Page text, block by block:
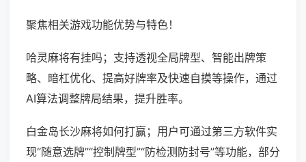
聚焦相关游戏功能优势与特色！
哈灵麻将有挂吗；支持透视全局牌型、智能出牌策
略、暗杠优化、提高好牌率及快速自摸等操作，通过
AI算法调整牌局结果，提升胜率。
白金岛长沙麻将如何打赢；用户可通过第三方软件实
现“随意选牌”“控制牌型”“防检测防封号”等功能，部分